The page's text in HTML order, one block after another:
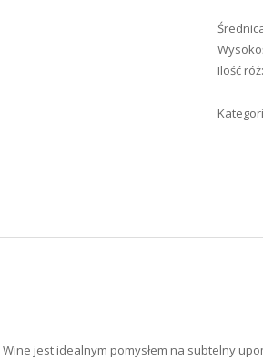
Ilość
jest idealnym pomysłem na subtelny